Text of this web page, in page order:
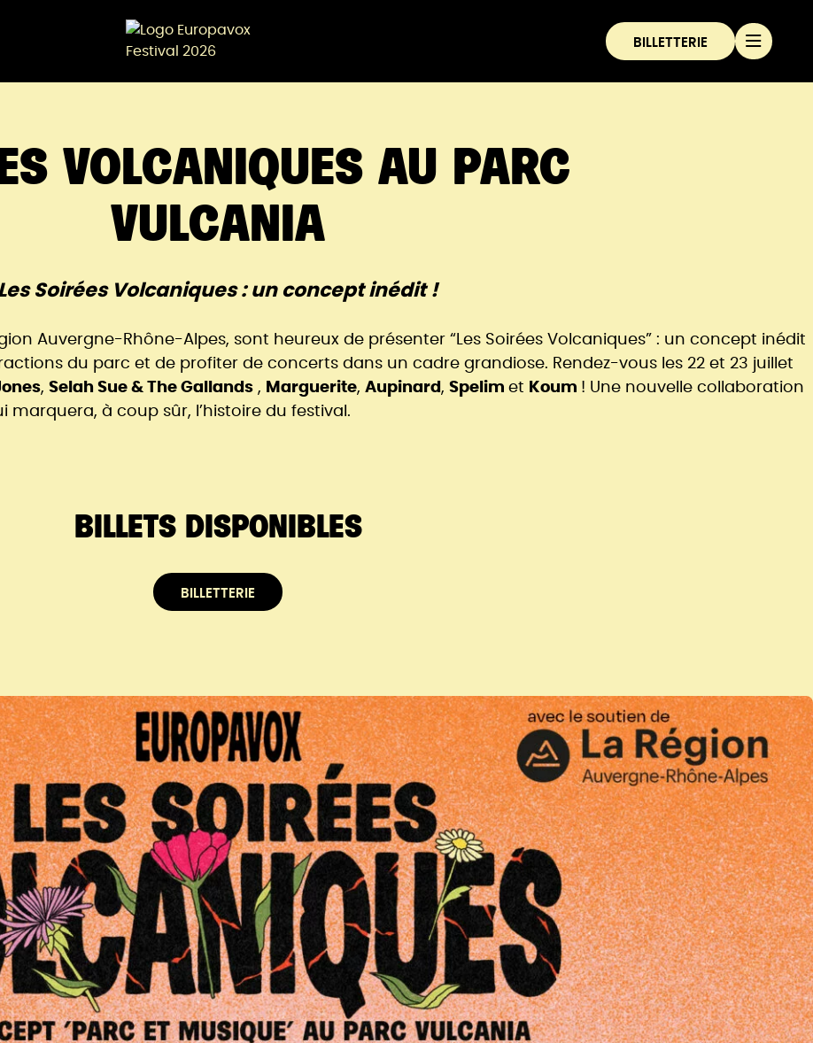
BILLETTERIE Menu
VOLCANIQUES AU PARC
VULCANIA
Soirées Volcaniques : un concept inédit !
Auvergne-Rhône-Alpes, sont heureux de présenter “Les Soirées Volcaniques” : un concept inédit
du parc et de profiter de concerts dans un cadre grandiose. Rendez-vous les 22 et 23 juillet
, Selah Sue & The Gallands , Marguerite, Aupinard , Spelim et Koum ! Une nouvelle collaboration
à coup sûr, l’histoire du festival.
BILLETS DISPONIBLES
BILLETTERIE